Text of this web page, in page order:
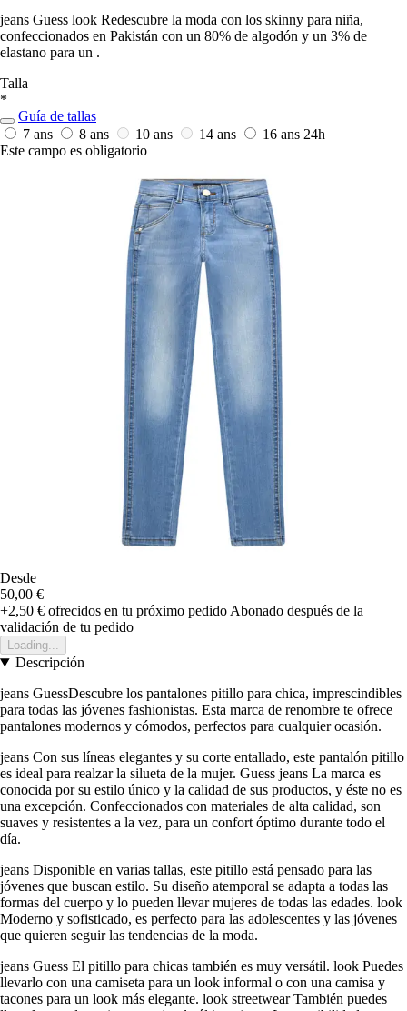
jeans Guess look Redescubre la moda con los skinny para niña,
confeccionados en Pakistán con un 80% de algodón y un 3% de
elastano para un .
Talla
*
Guía de tallas
7 ans
8 ans 10 ans 14 ans 16 ans 24h
Este campo es obligatorio
Desde
50,00 €
+2,50 € ofrecidos en tu próximo pedido Abonado después de la
validación de tu pedido
Loading...
Descripción
jeans GuessDescubre los pantalones pitillo para chica, imprescindibles
para todas las jóvenes fashionistas. Esta marca de renombre te ofrece
pantalones modernos y cómodos, perfectos para cualquier ocasión.
jeans Con sus líneas elegantes y su corte entallado, este pantalón pitillo
es ideal para realzar la silueta de la mujer. Guess jeans La marca es
conocida por su estilo único y la calidad de sus productos, y éste no es
una excepción. Confeccionados con materiales de alta calidad, son
suaves y resistentes a la vez, para un confort óptimo durante todo el
día.
jeans Disponible en varias tallas, este pitillo está pensado para las
jóvenes que buscan estilo. Su diseño atemporal se adapta a todas las
formas del cuerpo y lo pueden llevar mujeres de todas las edades. look
Moderno y sofisticado, es perfecto para las adolescentes y las jóvenes
que quieren seguir las tendencias de la moda.
jeans Guess El pitillo para chicas también es muy versátil. look Puedes
llevarlo con una camiseta para un look informal o con una camisa y
tacones para un look más elegante. look streetwear También puedes